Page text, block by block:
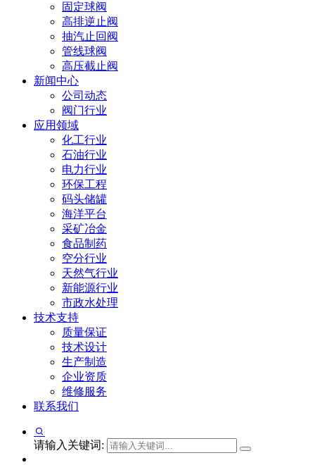
固定球阀
高排逆止阀
抽汽止回阀
管线球阀
高压截止阀
新闻中心
公司动态
阀门行业
应用领域
化工行业
石油行业
电力行业
环保工程
码头储罐
海洋平台
采矿冶金
食品制药
空分行业
天然气行业
新能源行业
市政水处理
技术支持
质量保证
技术设计
生产制造
企业资质
维修服务
联系我们
请输入关键词: